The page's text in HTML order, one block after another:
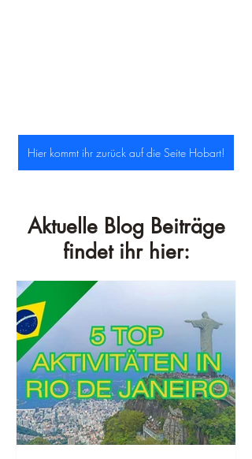
Hier kommt ihr zurück auf die Seite Hobart!
Aktuelle Blog Beiträge
findet ihr hier: